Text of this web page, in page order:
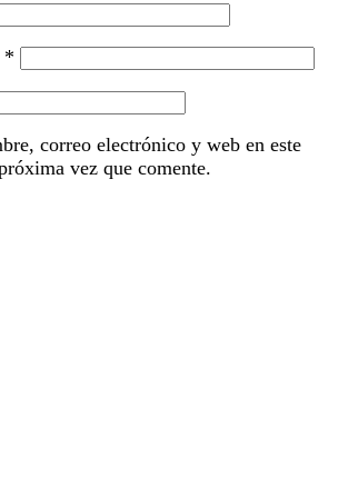
*
correo electrónico y web en este
vez que comente.